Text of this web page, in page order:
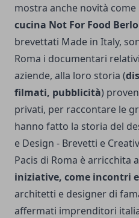
mostra anche novità come
cucina Not For Food
brevettati Made in Italy,
Roma i documentari
aziende, alla loro storia (
filmati, pubblicità)
privati, per raccontare le
hanno fatto la storia del
e Design - Brevetti e
Pacis di Roma è arricchita
iniziative, come incontri
architetti e designer di
affermati imprenditori